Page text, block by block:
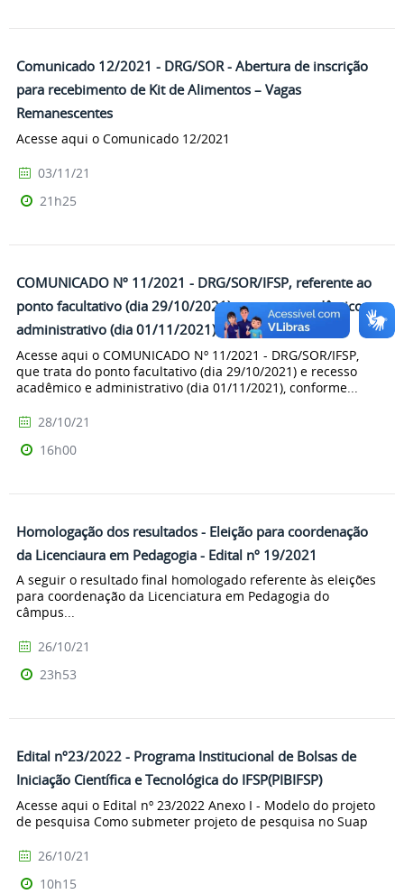
Comunicado 12/2021 - DRG/SOR - Abertura de inscrição
para recebimento de Kit de Alimentos – Vagas
Remanescentes
Acesse aqui o Comunicado 12/2021
03/11/21
21h25
COMUNICADO Nº 11/2021 - DRG/SOR/IFSP, referente ao
ponto facultativo (dia 29/10/2021) e recesso acadêmico e
administrativo (dia 01/11/2021)
Acesse aqui o COMUNICADO Nº 11/2021 - DRG/SOR/IFSP,
que trata do ponto facultativo (dia 29/10/2021) e recesso
acadêmico e administrativo (dia 01/11/2021), conforme...
28/10/21
16h00
Homologação dos resultados - Eleição para coordenação
da Licenciaura em Pedagogia - Edital nº 19/2021
A seguir o resultado final homologado referente às eleições
para coordenação da Licenciatura em Pedagogia do
câmpus...
26/10/21
23h53
Edital nº23/2022 - Programa Institucional de Bolsas de
Iniciação Científica e Tecnológica do IFSP(PIBIFSP)
Acesse aqui o Edital nº 23/2022 Anexo I - Modelo do projeto
de pesquisa Como submeter projeto de pesquisa no Suap
26/10/21
10h15